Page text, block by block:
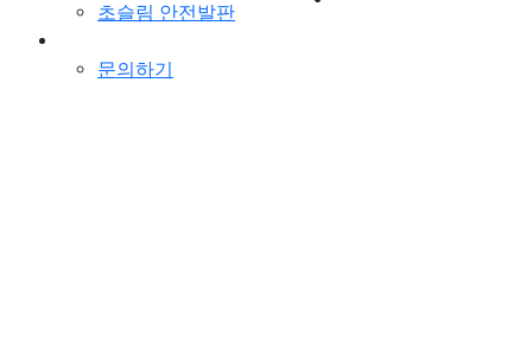
초슬림 안전발판
문의하기